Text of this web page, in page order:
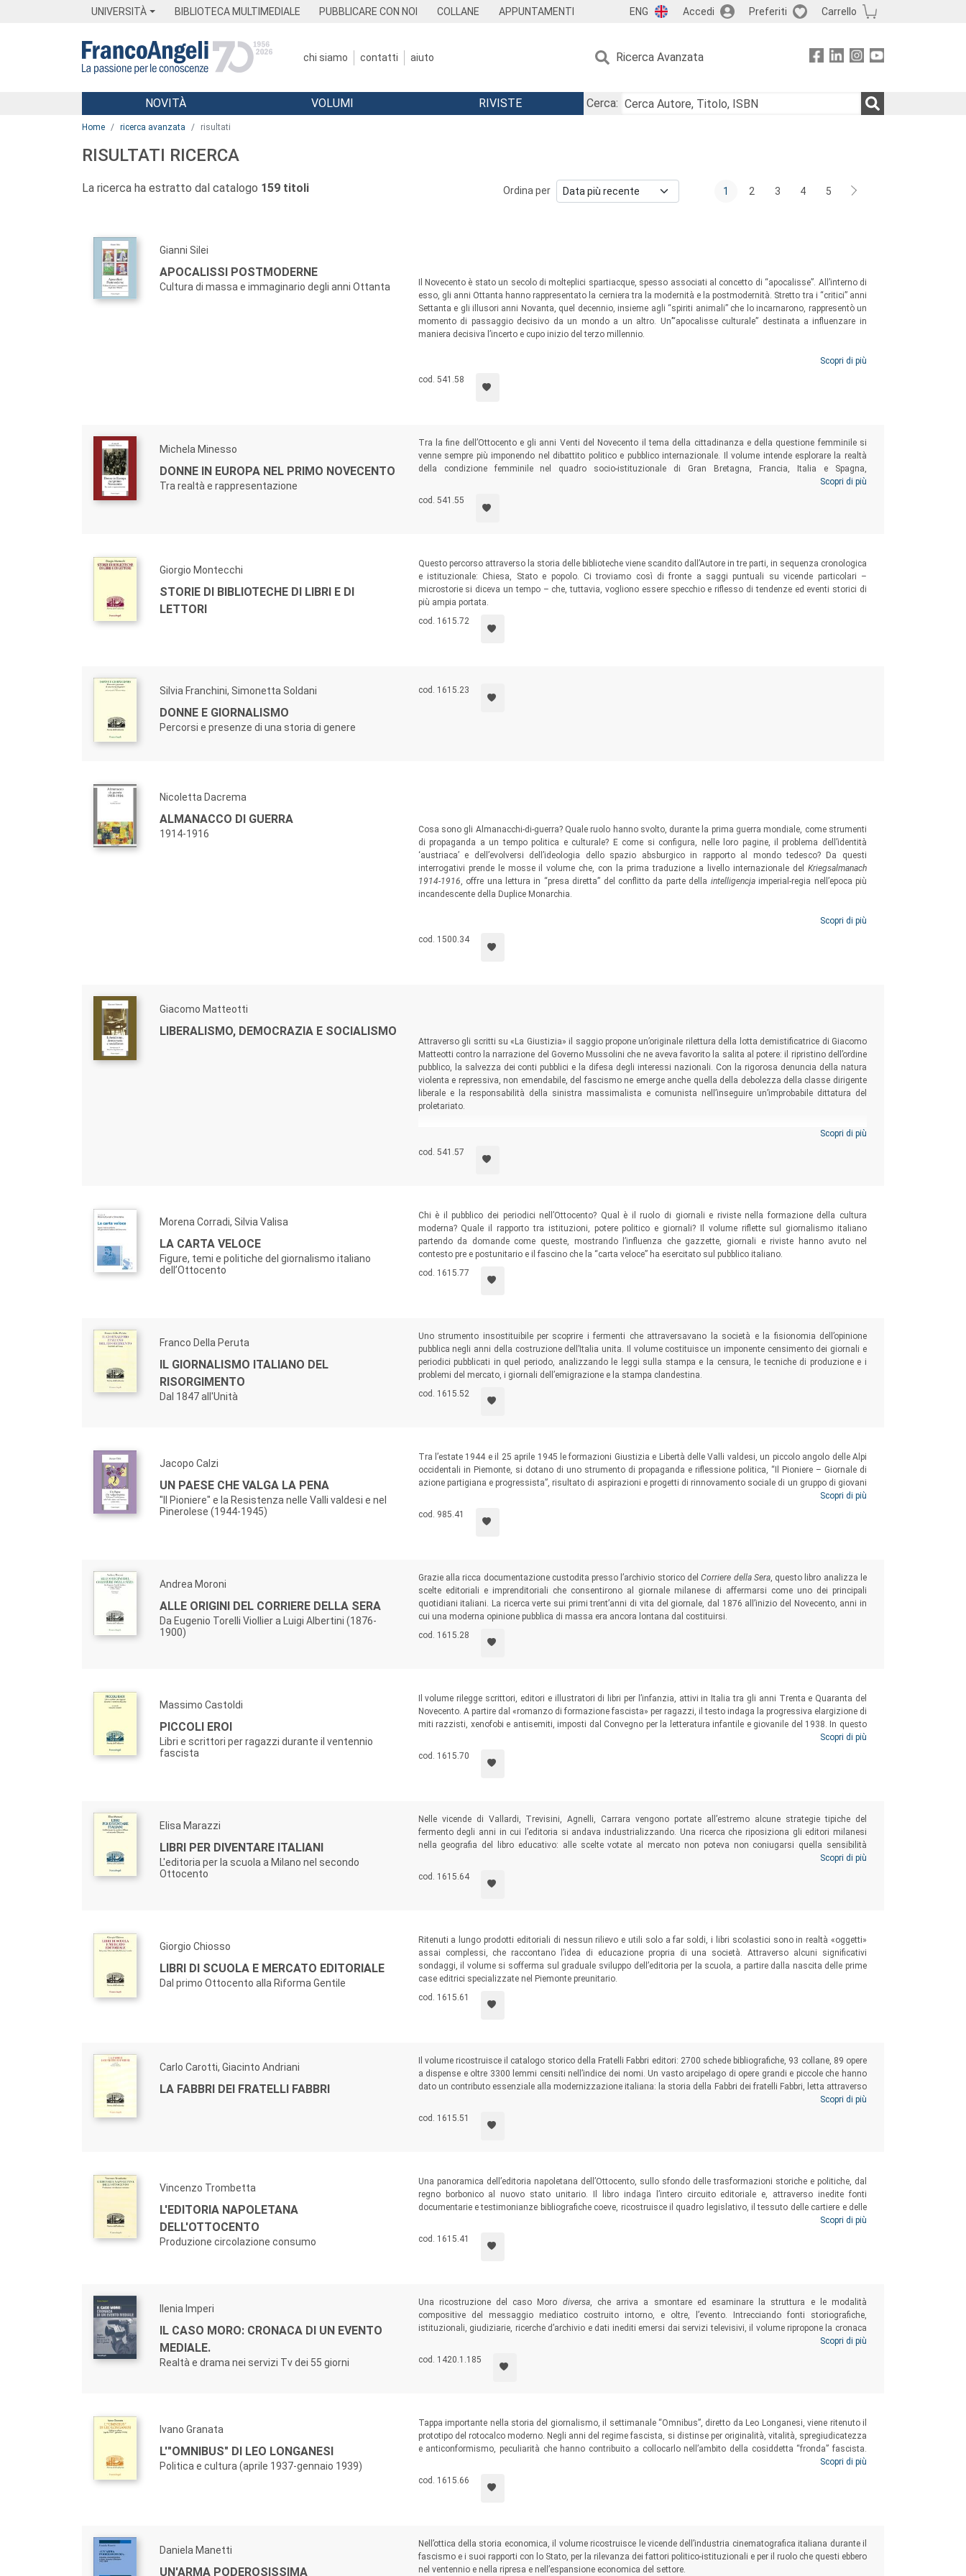
UNIVERSITÀ BIBLIOTECA MULTIMEDIALE PUBBLICARE CON NOI COLLANE APPUNTAMENTI ENG Accedi Preferiti Carrello
chi siamo contatti aiuto Ricerca Avanzata
Menu
NOVITÀ VOLUMI RIVISTE
Cerca:
Home ricerca avanzata risultati
RISULTATI RICERCA
La ricerca ha estratto dal catalogo 159 titoli Ordina per 1 2 3 4 5
Gianni Silei
APOCALISSI POSTMODERNE
Cultura di massa e immaginario degli anni Ottanta
Il Novecento è stato un secolo di molteplici spartiacque, spesso associati al concetto di “apocalisse”. All’interno di
esso, gli anni Ottanta hanno rappresentato la cerniera tra la modernità e la postmodernità. Stretto tra i “critici” anni
Settanta e gli illusori anni Novanta, quel decennio, insieme agli “spiriti animali” che lo incarnarono, rappresentò un
momento di passaggio decisivo da un mondo a un altro. Un’“apocalisse culturale” destinata a influenzare in
maniera decisiva l’incerto e cupo inizio del terzo millennio.
Scopri di più
cod. 541.58
Michela Minesso
DONNE IN EUROPA NEL PRIMO NOVECENTO
Tra realtà e rappresentazione
Tra la fine dell’Ottocento e gli anni Venti del Novecento il tema della cittadinanza e della questione femminile si
venne sempre più imponendo nel dibattito politico e pubblico internazionale. Il volume intende esplorare la realtà
della condizione femminile nel quadro socio-istituzionale di Gran Bretagna, Francia, Italia e Spagna,
confrontandola con la sua rappresentazione nel cinema e nella letteratura. Uno sguardo particolare è riservato alla
condizione delle donne in Italia.
Scopri di più
cod. 541.55
Giorgio Montecchi
STORIE DI BIBLIOTECHE DI LIBRI E DI
LETTORI
Questo percorso attraverso la storia delle biblioteche viene scandito dall’Autore in tre parti, in sequenza cronologica
e istituzionale: Chiesa, Stato e popolo. Ci troviamo così di fronte a saggi puntuali su vicende particolari –
microstorie si diceva un tempo – che, tuttavia, vogliono essere specchio e riflesso di tendenze ed eventi storici di
più ampia portata.
cod. 1615.72
Silvia Franchini, Simonetta Soldani
DONNE E GIORNALISMO
Percorsi e presenze di una storia di genere
cod. 1615.23
Nicoletta Dacrema
ALMANACCO DI GUERRA
1914-1916
Cosa sono gli Almanacchi-di-guerra? Quale ruolo hanno svolto, durante la prima guerra mondiale, come strumenti
di propaganda a un tempo politica e culturale? E come si configura, nelle loro pagine, il problema dell’identità
‘austriaca’ e dell’evolversi dell’ideologia dello spazio absburgico in rapporto al mondo tedesco? Da questi
interrogativi prende le mosse il volume che, con la prima traduzione a livello internazionale del Kriegsalmanach
1914-1916, offre una lettura in “presa diretta” del conflitto da parte della intelligencjaimperial-regia nell’epoca più
incandescente della Duplice Monarchia.
Scopri di più
cod. 1500.34
Giacomo Matteotti
LIBERALISMO, DEMOCRAZIA E SOCIALISMO
Attraverso gli scritti su «La Giustizia» il saggio propone un’originale rilettura della lotta demistificatrice di Giacomo
Matteotti contro la narrazione del Governo Mussolini che ne aveva favorito la salita al potere: il ripristino dell’ordine
pubblico, la salvezza dei conti pubblici e la difesa degli interessi nazionali. Con la rigorosa denuncia della natura
violenta e repressiva, non emendabile, del fascismo ne emerge anche quella della debolezza della classe dirigente
liberale e la responsabilità della sinistra massimalista e comunista nell’inseguire un’improbabile dittatura del
proletariato.
Scopri di più
cod. 541.57
Morena Corradi, Silvia Valisa
LA CARTA VELOCE
Figure, temi e politiche del giornalismo italiano
dell’Ottocento
Chi è il pubblico dei periodici nell’Ottocento? Qual è il ruolo di giornali e riviste nella formazione della cultura
moderna? Quale il rapporto tra istituzioni, potere politico e giornali? Il volume riflette sul giornalismo italiano
partendo da domande come queste, mostrando l’influenza che gazzette, giornali e riviste hanno avuto nel
contesto pre e postunitario e il fascino che la “carta veloce” ha esercitato sul pubblico italiano.
cod. 1615.77
Franco Della Peruta
IL GIORNALISMO ITALIANO DEL
RISORGIMENTO
Dal 1847 all'Unità
Uno strumento insostituibile per scoprire i fermenti che attraversavano la società e la fisionomia dell’opinione
pubblica negli anni della costruzione dell’Italia unita. Il volume costituisce un imponente censimento dei giornali e
periodici pubblicati in quel periodo, analizzando le leggi sulla stampa e la censura, le tecniche di produzione e i
problemi del mercato, i giornali dell’emigrazione e la stampa clandestina.
cod. 1615.52
Jacopo Calzi
UN PAESE CHE VALGA LA PENA
"Il Pioniere" e la Resistenza nelle Valli valdesi e nel
Pinerolese (1944-1945)
Tra l’estate 1944 e il 25 aprile 1945 le formazioni Giustizia e Libertà delle Valli valdesi, un piccolo angolo delle Alpi
occidentali in Piemonte, si dotano di uno strumento di propaganda e riflessione politica, “Il Pioniere – Giornale di
azione partigiana e progressista”, risultato di aspirazioni e progetti di rinnovamento sociale di un gruppo di giovani
che ha in mente una rivoluzione necessaria per uscire dal baratro della guerra mondiale. Questo volume analizza il
sistema di produzione e di realizzazione del periodico nel più ampio quadro della guerra partigiana.
Scopri di più
cod. 985.41
Andrea Moroni
ALLE ORIGINI DEL CORRIERE DELLA SERA
Da Eugenio Torelli Viollier a Luigi Albertini (1876-
1900)
Grazie alla ricca documentazione custodita presso l’archivio storico delCorriere della Sera, questo libro analizza le
scelte editoriali e imprenditoriali che consentirono al giornale milanese di affermarsi come uno dei principali
quotidiani italiani. La ricerca verte sui primi trent’anni di vita del giornale, dal 1876 all’inizio del Novecento, anni in
cui una moderna opinione pubblica di massa era ancora lontana dal costituirsi.
cod. 1615.28
Massimo Castoldi
PICCOLI EROI
Libri e scrittori per ragazzi durante il ventennio
fascista
Il volume rilegge scrittori, editori e illustratori di libri per l’infanzia, attivi in Italia tra gli anni Trenta e Quaranta del
Novecento. A partire dal «romanzo di formazione fascista» per ragazzi, il testo indaga la progressiva elargizione di
miti razzisti, xenofobi e antisemiti, imposti dal Convegno per la letteratura infantile e giovanile del 1938. In questo
contesto, si distinguono scrittori, editori e illustratori che seppero mantenersi al di qua della propaganda ufficiale,
affermando talvolta una non esplicita, ma ferma, opposizione al fascismo.
Scopri di più
cod. 1615.70
Elisa Marazzi
LIBRI PER DIVENTARE ITALIANI
L'editoria per la scuola a Milano nel secondo
Ottocento
Nelle vicende di Vallardi, Trevisini, Agnelli, Carrara vengono portate all’estremo alcune strategie tipiche del
fermento degli anni in cui l’editoria si andava industrializzando. Una ricerca che riposiziona gli editori milanesi
nella geografia del libro educativo: alle scelte votate al mercato non poteva non coniugarsi quella sensibilità
didattica che raramente è stata loro riconosciuta, e che è qui ricostruita con attenzione ai nodi cruciali della
pedagogia di fine secolo.
Scopri di più
cod. 1615.64
Giorgio Chiosso
LIBRI DI SCUOLA E MERCATO EDITORIALE
Dal primo Ottocento alla Riforma Gentile
Ritenuti a lungo prodotti editoriali di nessun rilievo e utili solo a far soldi, i libri scolastici sono in realtà «oggetti»
assai complessi, che raccontano l’idea di educazione propria di una società. Attraverso alcuni significativi
sondaggi, il volume si sofferma sul graduale sviluppo dell’editoria per la scuola, a partire dalla nascita delle prime
case editrici specializzate nel Piemonte preunitario.
cod. 1615.61
Carlo Carotti, Giacinto Andriani
LA FABBRI DEI FRATELLI FABBRI
Il volume ricostruisce il catalogo storico della Fratelli Fabbri editori: 2700 schede bibliografiche, 93 collane, 89 opere
a dispense e oltre 3300 lemmi censiti nell’indice dei nomi. Un vasto arcipelago di opere grandi e piccole che hanno
dato un contributo essenziale alla modernizzazione italiana: la storia della Fabbri dei fratelli Fabbri, letta attraverso
le lenti del catalogo storico, sembra restituirci in controluce le vicende del nostro Paese dal dopoguerra ai primi
anni Settanta.
Scopri di più
cod. 1615.51
Vincenzo Trombetta
L'EDITORIA NAPOLETANA
DELL'OTTOCENTO
Produzione circolazione consumo
Una panoramica dell’editoria napoletana dell’Ottocento, sullo sfondo delle trasformazioni storiche e politiche, dal
regno borbonico al nuovo stato unitario. Il libro indaga l’intero circuito editoriale e, attraverso inedite fonti
documentarie e testimonianze bibliografiche coeve, ricostruisce il quadro legislativo, il tessuto delle cartiere e delle
fonderie di caratteri, l’organizzazione e le condizioni del lavoro tipografico, le forme del commercio e della
divulgazione...
Scopri di più
cod. 1615.41
Ilenia Imperi
IL CASO MORO: CRONACA DI UN EVENTO
MEDIALE.
Realtà e drama nei servizi Tv dei 55 giorni
Una ricostruzione del caso Moro diversa, che arriva a smontare ed esaminare la struttura e le modalità
compositive del messaggio mediatico costruito intorno, e oltre, l’evento. Intrecciando fonti storiografiche,
istituzionali, giudiziarie, ricerche d’archivio e dati inediti emersi dai servizi televisivi, il volume ripropone la cronaca
dei 55 giorni mettendo in luce anche gli aspetti sociologici e semiotici di narrazione e rappresentazione del fatto-
notizia, nonché le conseguenze sul piano della ricostruzione sociale della realtà che l’uso del mezzo televisivo
Scopri di più
cod. 1420.1.185
Ivano Granata
L'"OMNIBUS" DI LEO LONGANESI
Politica e cultura (aprile 1937-gennaio 1939)
Tappa importante nella storia del giornalismo, il settimanale “Omnibus”, diretto da Leo Longanesi, viene ritenuto il
prototipo del rotocalco moderno. Negli anni del regime fascista, si distinse per originalità, vitalità, spregiudicatezza
e anticonformismo, peculiarità che hanno contribuito a collocarlo nell’ambito della cosiddetta “fronda” fascista.
Una rilettura critica consente di verificare la veridicità delle tesi in merito all’atteggiamento assunto nei confronti
della fronda e dell’antifascismo e di definire meglio la posizione della rivista verso il regime.
Scopri di più
cod. 1615.66
Daniela Manetti
UN'ARMA PODEROSISSIMA
Nell’ottica della storia economica, il volume ricostruisce le vicende dell’industria cinematografica italiana durante il
fascismo e i suoi rapporti con lo Stato, per la rilevanza dei fattori politico-istituzionali e per il ruolo che questi ebbero
nel ventennio e nella ripresa e nell’espansione economica del settore.